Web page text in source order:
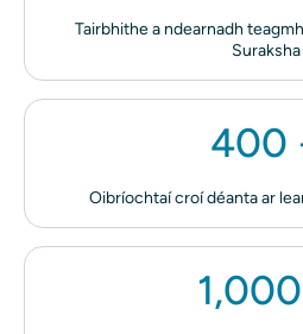
Tairbhithe a ndearnadh
Suraksha
400
Oibríochtaí croí déanta ar